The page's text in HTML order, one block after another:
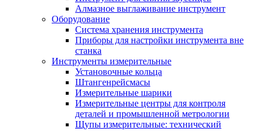
Алмазное выглаживание инструмент
Оборудование
Система хранения инструмента
Приборы для настройки инструмента вне
станка
Инструменты измерительные
Установочные кольца
Штангенрейсмасы
Измерительные шарики
Измерительные центры для контроля
деталей и промышленной метрологии
Щупы измерительные: технический